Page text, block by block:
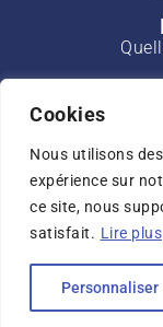
Cookies
Nous utilisons
expérience sur
ce site, nous
satisfait. Lire plus
Personnaliser
Interview
© 2023 BTS